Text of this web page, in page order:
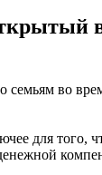
во
для